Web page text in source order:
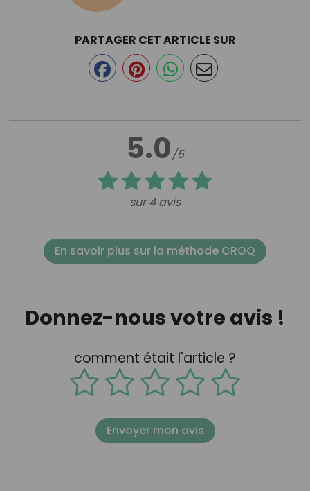
5.0/5
sur 4 avis
PARTAGER CET ARTICLE SUR
En savoir plus sur la méthode CROQ
Donnez-nous votre avis !
comment était l'article ?
Envoyer mon avis